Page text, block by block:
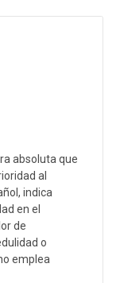
absoluta que
al
indica
en el
de
o
emplea